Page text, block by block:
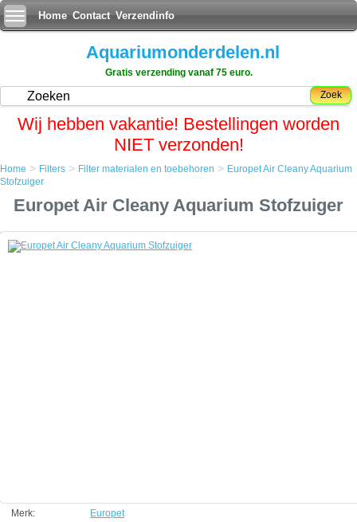
Home Contact Verzendinfo
Aquariumonderdelen.nl
Gratis verzending vanaf 75 euro.
Zoek
Wij hebben vakantie! Bestellingen worden
NIET verzonden!
Home
Filter materialen en toebehoren
4.9172 4.95 4.95 Available from:Aquariumonderdelen.nl 2026-08-22 10
New
Home > Filters > Filter materialen en toebehoren > Europet Air Cleany Aquarium
Stofzuiger
Europet Air Cleany Aquarium Stofzuiger
Merk:
Europet